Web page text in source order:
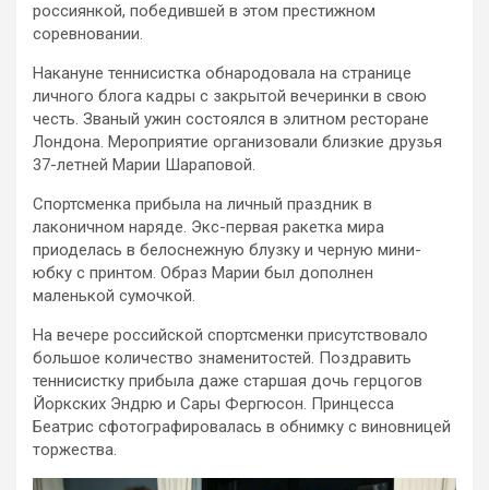
россиянкой, победившей в этом престижном
соревновании.
Накануне теннисистка обнародовала на странице
личного блога кадры с закрытой вечеринки в свою
честь. Званый ужин состоялся в элитном ресторане
Лондона. Мероприятие организовали близкие друзья
37-летней Марии Шараповой.
Спортсменка прибыла на личный праздник в
лаконичном наряде. Экс-первая ракетка мира
приоделась в белоснежную блузку и черную мини-
юбку с принтом. Образ Марии был дополнен
маленькой сумочкой.
На вечере российской спортсменки присутствовало
большое количество знаменитостей. Поздравить
теннисистку прибыла даже старшая дочь герцогов
Йоркских Эндрю и Сары Фергюсон. Принцесса
Беатрис сфотографировалась в обнимку с виновницей
торжества.